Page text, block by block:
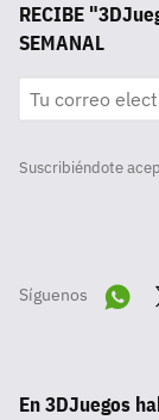
RECIBE
SEMANAL
Suscribiéndote
Síguenos
pp
En 3DJuegos